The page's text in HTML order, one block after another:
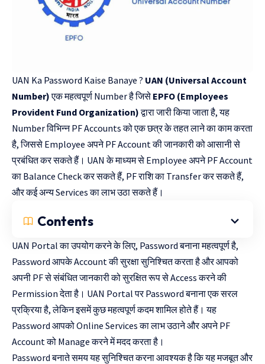
UAN Ka Password Kaise Banaye ? UAN (Universal Account
Number)एक महत्वपूर्ण Number है जिसे EPFO (Employees
Provident Fund Organization)द्वारा जारी किया जाता है, यह
Number विभिन्न PF Accounts को एक छत्र के तहत लाने का काम करता
है, जिससे Employee अपने PF Account की जानकारी को आसानी से
प्रबंधित कर सकते हैं। UAN के माध्यम से Employee अपने PF Account
का Balance Check कर सकते हैं, PF राशि का Transfer कर सकते हैं,
और कई अन्य Services का लाभ उठा सकते हैं।
Contents
UAN Portal का उपयोग करने के लिए, Password बनाना महत्वपूर्ण है,
Password आपके Account की सुरक्षा सुनिश्चित करता है और आपको
अपनी PF से संबंधित जानकारी को सुरक्षित रूप से Access करने की
Permission देता है। UAN Portal पर Password बनाना एक सरल
प्रक्रिया है, लेकिन इसमें कुछ महत्वपूर्ण कदम शामिल होते हैं। यह
Password आपको Online Services का लाभ उठाने और अपने PF
Account को Manage करने में मदद करता है।
Password बनाते समय यह सुनिश्चित करना आवश्यक है कि यह मजबूत और